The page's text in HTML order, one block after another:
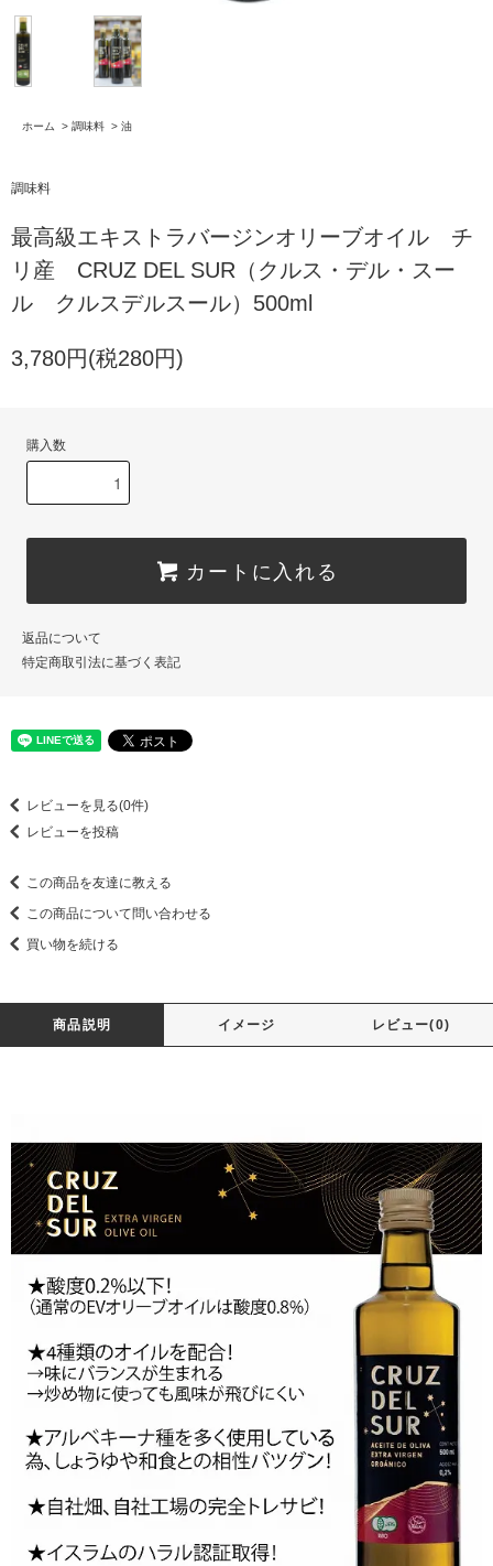
ホーム > 調味料 > 油
調味料
最高級エキストラバージンオリーブオイル チ
リ産 CRUZ DEL SUR（クルス・デル・スー
ル クルスデルスール）500ml
3,780円(税280円)
購入数
カートに入れる
返品について
特定商取引法に基づく表記
レビューを見る(0件)
レビューを投稿
この商品を友達に教える
この商品について問い合わせる
買い物を続ける
商品説明 イメージ レビュー(0)